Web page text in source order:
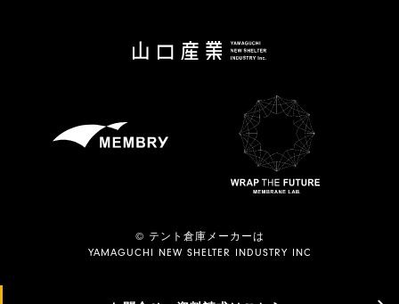
© テント倉庫メーカーは
YAMAGUCHI NEW SHELTER INDUSTRY INC